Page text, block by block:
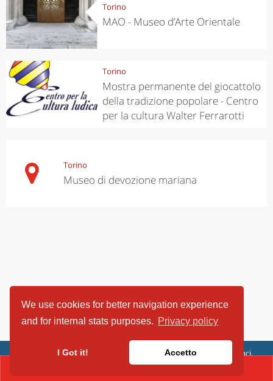
We use cookies for better navigation experience
and for internal stats purposes. Privacy policy
I Got it! Accetto
Torino
MAO - Museo d’Arte Orientale
Torino
Mostra permanente del giocattolo
della tradizione popolare - Centro
per la cultura Walter Ferrarotti
Torino
Museo di devozione mariana
ViaggiArt - © 2013-2026 Altrama Italia SRL | Piazza Caduti di Capaci,
6/C - 87100 Cosenza, Italia - P.IVA 03321690780